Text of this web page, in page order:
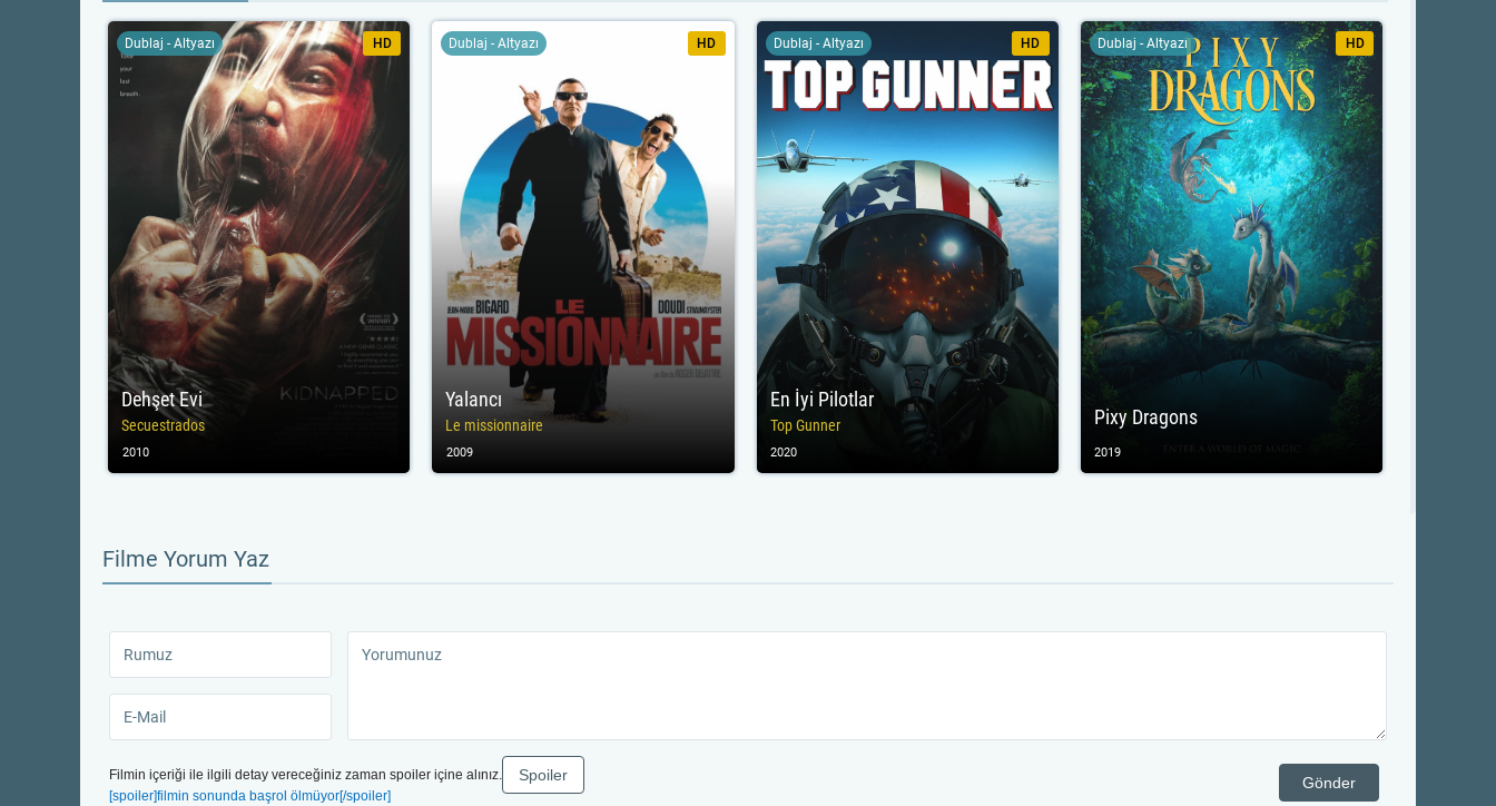
Dehşet Evi
Secuestrados
Dublaj - Altyazı HD
2010
Yalancı
Le missionnaire
Dublaj - Altyazı HD
2009
En İyi Pilotlar
Top Gunner
Dublaj - Altyazı HD
2020
Pixy Dragons
Dublaj - Altyazı HD
2019
Filme Yorum Yaz
Filmin içeriği ile ilgili detay vereceğiniz zaman spoiler içine alınız.
[spoiler]filmin sonunda başrol ölmüyor[/spoiler]
Gönder
Spoiler